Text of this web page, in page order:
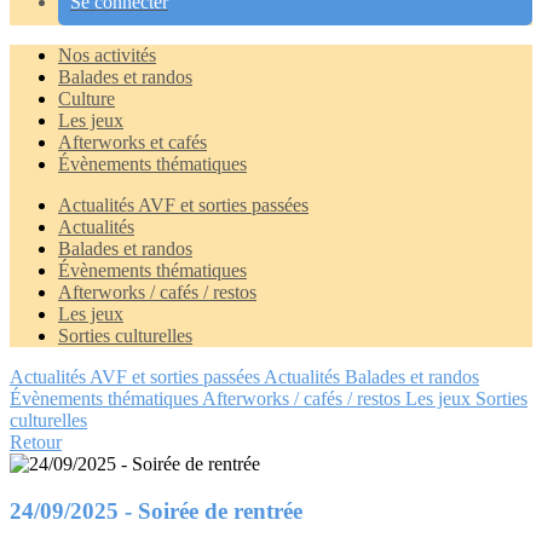
Nos activités
Balades et randos
Culture
Les jeux
Afterworks et cafés
Évènements thématiques
Actualités AVF et sorties passées
Actualités
Balades et randos
Évènements thématiques
Afterworks / cafés / restos
Les jeux
Sorties culturelles
Actualités AVF et sorties passées Actualités Balades et randos
Évènements thématiques Afterworks / cafés / restos Les jeux Sorties
culturelles
Retour
24/09/2025 - Soirée de rentrée